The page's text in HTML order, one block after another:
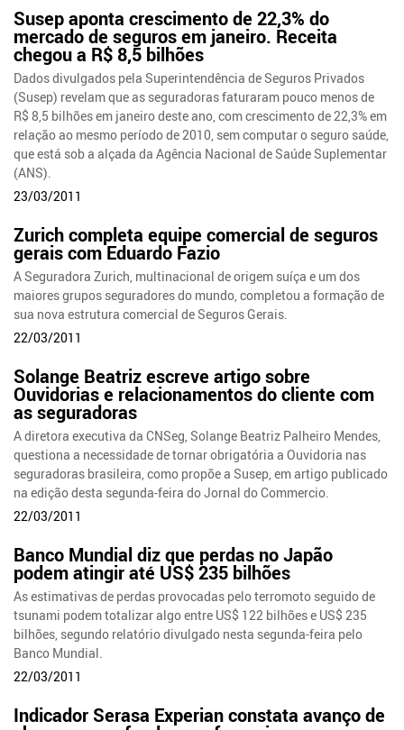
Susep aponta crescimento de 22,3% do
mercado de seguros em janeiro. Receita
chegou a R$ 8,5 bilhões
Dados divulgados pela Superintendência de Seguros Privados
(Susep) revelam que as seguradoras faturaram pouco menos de
R$ 8,5 bilhões em janeiro deste ano, com crescimento de 22,3% em
relação ao mesmo período de 2010, sem computar o seguro saúde,
que está sob a alçada da Agência Nacional de Saúde Suplementar
(ANS).
23/03/2011
Zurich completa equipe comercial de seguros
gerais com Eduardo Fazio
A Seguradora Zurich, multinacional de origem suíça e um dos
maiores grupos seguradores do mundo, completou a formação de
sua nova estrutura comercial de Seguros Gerais.
22/03/2011
Solange Beatriz escreve artigo sobre
Ouvidorias e relacionamentos do cliente com
as seguradoras
A diretora executiva da CNSeg, Solange Beatriz Palheiro Mendes,
questiona a necessidade de tornar obrigatória a Ouvidoria nas
seguradoras brasileira, como propõe a Susep, em artigo publicado
na edição desta segunda-feira do Jornal do Commercio.
22/03/2011
Banco Mundial diz que perdas no Japão
podem atingir até US$ 235 bilhões
As estimativas de perdas provocadas pelo terromoto seguido de
tsunami podem totalizar algo entre US$ 122 bilhões e US$ 235
bilhões, segundo relatório divulgado nesta segunda-feira pelo
Banco Mundial.
22/03/2011
Indicador Serasa Experian constata avanço de